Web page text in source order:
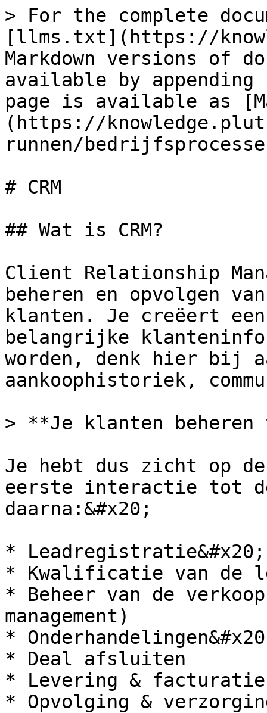
> For the complete
[llms.txt](https://
Markdown versions of
available by
page is available as
(https://
runnen/
# CRM
## Wat is CRM?
Client Relationship
beheren en opvolgen
klanten. Je creëert
belangrijke
worden, denk hier bij
aankoophistoriek,
> **Je klanten
Je hebt dus zicht op
eerste interactie tot
daarna:&#x20;
* Leadregistratie&#x20;
* Kwalificatie van de
* Beheer van de
management)
*
* Deal afsluiten
* Levering & facturatie
* Opvolging &